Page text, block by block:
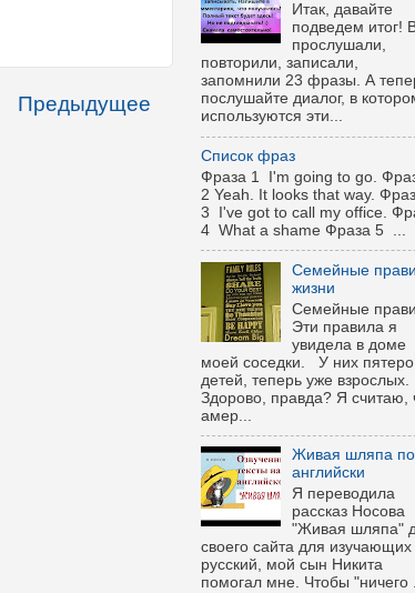
Предыдущее
Итак, давайте
подведем итог!
прослушали,
повторили, записали,
запомнили 23 фразы. А
послушайте диалог, в
используются эти...
Список фраз
Фраза 1 I'm going to go.
2 Yeah. It looks that way.
3 I've got to call my office.
4 What a shame Фраза 5 ...
Семейные
жизни
Семейные
Эти правила я
увидела в доме
моей соседки. У них пятеро
детей, теперь уже взрослых.
Здорово, правда? Я считаю,
амер...
Живая шляпа
английски
Я переводила
рассказ Носова
"Живая шляпа"
своего сайта для изучающих
русский, мой сын Никита
помогал мне. Чтобы "ничего